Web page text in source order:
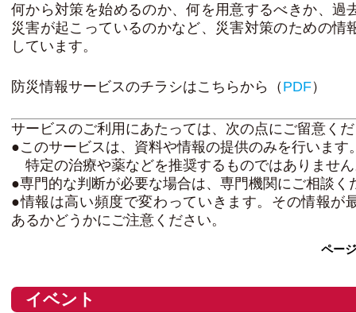
何から対策を始めるのか、何を用意するべきか、過
災害が起こっているのかなど、災害対策のための情
しています。
防災情報サービスのチラシはこちらから（ PDF）
サービスのご利用にあたっては、次の点にご留意く
●このサービスは、資料や情報の提供のみを行います
特定の治療や薬などを推奨するものではありませ
●専門的な判断が必要な場合は、専門機関にご相談く
●情報は高い頻度で変わっていきます。その情報が
あるかどうかにご注意ください。
ペー
イベント